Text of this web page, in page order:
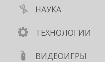
НАУКА
ТЕХНОЛОГИИ
ВИДЕОИГРЫ